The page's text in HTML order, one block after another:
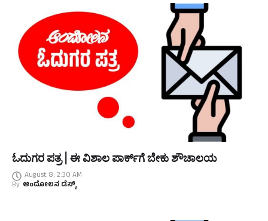
ಓದುಗರ ಪತ್ರ | ಈ ವಿಶಾಲ ಪಾರ್ಕ್‌ಗೆ ಬೇಕು ಶೌಚಾಲಯ
August 8, 2:30 AM
By ಆಂದೋಲನ ಡೆಸ್ಕ್